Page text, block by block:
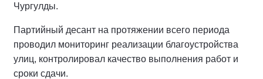
Чургулды.
Партийный десант на протяжении всего периода
проводил мониторинг реализации благоустройства
улиц, контролировал качество выполнения работ и
сроки сдачи.